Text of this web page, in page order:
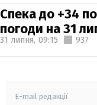
Спека до +34
погоди на 31
31 липня, 09:15 937
E-mail редакції